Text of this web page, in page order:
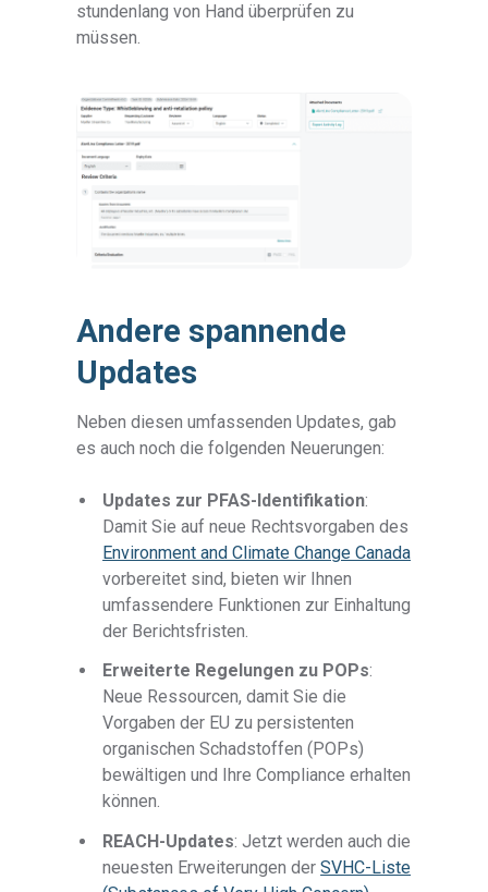
stundenlang von Hand überprüfen zu
müssen.
Andere spannende
Updates
Neben diesen umfassenden Updates, gab
es auch noch die folgenden Neuerungen:
Updates zur PFAS-Identifikation:
Damit Sie auf neue Rechtsvorgaben des
Environment and Climate Change Canada
vorbereitet sind, bieten wir Ihnen
umfassendere Funktionen zur Einhaltung
der Berichtsfristen.
Erweiterte Regelungen zu POPs:
Neue Ressourcen, damit Sie die
Vorgaben der EU zu persistenten
organischen Schadstoffen (POPs)
bewältigen und Ihre Compliance erhalten
können.
REACH-Updates: Jetzt werden auch die
neuesten Erweiterungen derSVHC-Liste